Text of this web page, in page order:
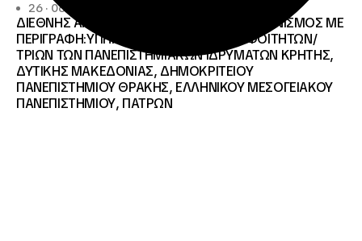
26 · 06 · 2026
ΔΙΕΘΝΗΣ ΑΝΟΙΧΤΟΣ ΗΛΕΚΤΡΟΝΙΚΟΣ ΔΙΑΓΩΝΙΣΜΟΣ ΜΕ
ΠΕΡΙΓΡΑΦΗ:ΥΠΗΡΕΣΙΕΣ ΣΤΕΓΑΣΗΣ ΤΩΝ ΦΟΙΤΗΤΩΝ/
ΤΡΙΩΝ ΤΩΝ ΠΑΝΕΠΙΣΤΗΜΙΑΚΩΝ ΙΔΡΥΜΑΤΩΝ KΡΗΤΗΣ,
ΔΥΤΙΚΗΣ ΜΑΚΕΔΟΝΙΑΣ, ΔΗΜΟΚΡΙΤΕΙΟΥ
ΠΑΝΕΠΙΣΤΗΜΙΟΥ ΘΡΑΚΗΣ, ΕΛΛΗΝΙΚΟΥ ΜΕΣΟΓΕΙΑΚΟΥ
ΠΑΝΕΠΙΣΤΗΜΙΟΥ, ΠΑΤΡΩΝ